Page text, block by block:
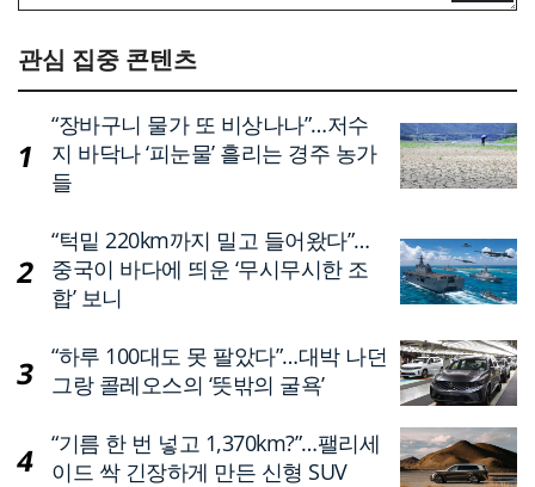
관심 집중 콘텐츠
“장바구니 물가 또 비상나나”…저수
지 바닥나 ‘피눈물’ 흘리는 경주 농가
들
“턱밑 220km까지 밀고 들어왔다”…
중국이 바다에 띄운 ‘무시무시한 조
합’ 보니
“하루 100대도 못 팔았다”…대박 나던
그랑 콜레오스의 ‘뜻밖의 굴욕’
“기름 한 번 넣고 1,370km?”…팰리세
이드 싹 긴장하게 만든 신형 SUV